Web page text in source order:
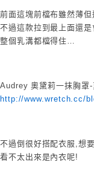
前面這塊前檔布雖然薄
不過這款拉到最上面還
整個乳溝都檔得住…
Audrey 奧黛莉一抹胸罩-
http://www.wretch.cc/
不過倒很好搭配衣服,想
看不太出來是內衣呢!